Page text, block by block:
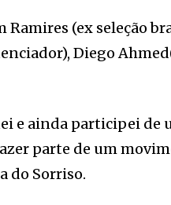
(ex seleção
Diego
e ainda participei
parte de um
do Sorriso.